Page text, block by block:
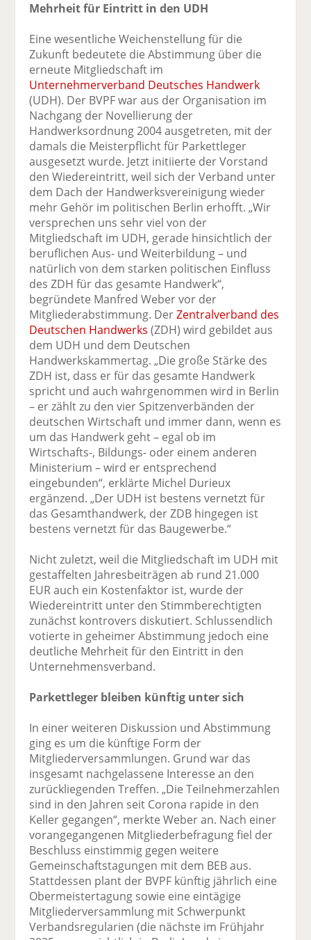
Mehrheit für Eintritt in den UDH
Eine wesentliche Weichenstellung für die
Zukunft bedeutete die Abstimmung über die
erneute Mitgliedschaft im
Unternehmerverband Deutsches Handwerk
(UDH). Der BVPF war aus der Organisation im
Nachgang der Novellierung der
Handwerksordnung 2004 ausgetreten, mit der
damals die Meisterpflicht für Parkettleger
ausgesetzt wurde. Jetzt initiierte der Vorstand
den Wiedereintritt, weil sich der Verband unter
dem Dach der Handwerksvereinigung wieder
mehr Gehör im politischen Berlin erhofft. „Wir
versprechen uns sehr viel von der
Mitgliedschaft im UDH, gerade hinsichtlich der
beruflichen Aus- und Weiterbildung – und
natürlich von dem starken politischen Einfluss
des ZDH für das gesamte Handwerk“,
begründete Manfred Weber vor der
Mitgliederabstimmung. DerZentralverband des
Deutschen Handwerks (ZDH) wird gebildet aus
dem UDH und dem Deutschen
Handwerkskammertag. „Die große Stärke des
ZDH ist, dass er für das gesamte Handwerk
spricht und auch wahrgenommen wird in Berlin
– er zählt zu den vier Spitzenverbänden der
deutschen Wirtschaft und immer dann, wenn es
um das Handwerk geht – egal ob im
Wirtschafts-, Bildungs- oder einem anderen
Ministerium – wird er entsprechend
eingebunden“, erklärte Michel Durieux
ergänzend. „Der UDH ist bestens vernetzt für
das Gesamthandwerk, der ZDB hingegen ist
bestens vernetzt für das Baugewerbe.“
Nicht zuletzt, weil die Mitgliedschaft im UDH mit
gestaffelten Jahresbeiträgen ab rund 21.000
EUR auch ein Kostenfaktor ist, wurde der
Wiedereintritt unter den Stimmberechtigten
zunächst kontrovers diskutiert. Schlussendlich
votierte in geheimer Abstimmung jedoch eine
deutliche Mehrheit für den Eintritt in den
Unternehmensverband.
Parkettleger bleiben künftig unter sich
In einer weiteren Diskussion und Abstimmung
ging es um die künftige Form der
Mitgliederversammlungen. Grund war das
insgesamt nachgelassene Interesse an den
zurückliegenden Treffen. „Die Teilnehmerzahlen
sind in den Jahren seit Corona rapide in den
Keller gegangen“, merkte Weber an. Nach einer
vorangegangenen Mitgliederbefragung fiel der
Beschluss einstimmig gegen weitere
Gemeinschaftstagungen mit dem BEB aus.
Stattdessen plant der BVPF künftig jährlich eine
Obermeistertagung sowie eine eintägige
Mitgliederversammlung mit Schwerpunkt
Verbandsregularien (die nächste im Frühjahr